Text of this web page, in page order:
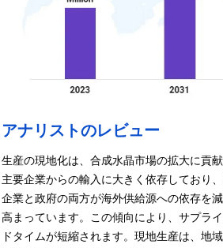
アナリストのレビュー
生産の現地化は、合成水晶市場の拡大に貢
主要企業からの輸入に大きく依存しており
企業と政府の両方が海外供給源への依存を
高まっています。この傾向により、サプラ
ドタイムが短縮されます。現地生産は、地